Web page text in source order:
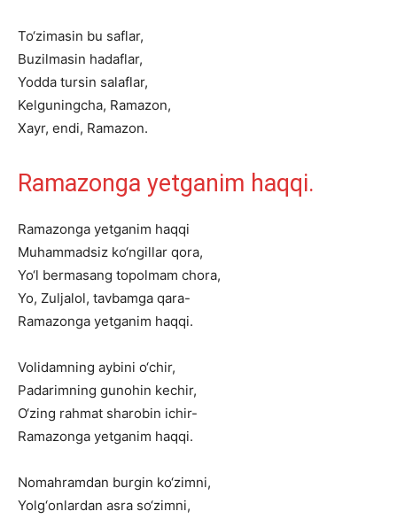
To‘zimasin bu saflar,
Buzilmasin hadaflar,
Yodda tursin salaflar,
Kelguningcha, Ramazon,
Xayr, endi, Ramazon.
Ramazonga yetganim haqqi.
Ramazonga yetganim haqqi
Muhammadsiz ko‘ngillar qora,
Yo‘l bermasang topolmam chora,
Yo, Zuljalol, tavbamga qara-
Ramazonga yetganim haqqi.
Volidamning aybini o‘chir,
Padarimning gunohin kechir,
O‘zing rahmat sharobin ichir-
Ramazonga yetganim haqqi.
Nomahramdan burgin ko‘zimni,
Yolg‘onlardan asra so‘zimni,